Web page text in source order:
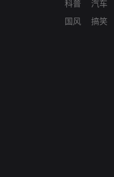
科普
国风
汽车
搞笑